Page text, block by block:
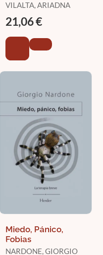
VILALTA, ARIADNA
21,06 €
Miedo, Pánico,
Fobias
NARDONE, GIORGIO